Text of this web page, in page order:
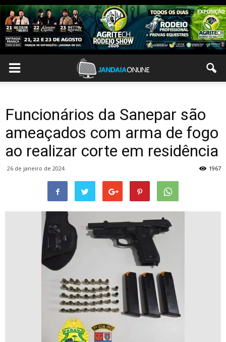
Funcionários da Sanepar são
ameaçados com arma de fogo
ao realizar corte em residência
26 de janeiro de 2024 1967